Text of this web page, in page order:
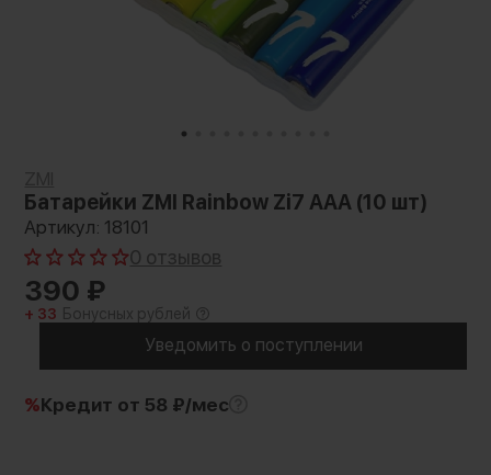
Батарейки ZMI Rainbow Zi7 AAA (10 шт)
Артикул: 18101
0 отзывов
390 ₽
+ 33 Бонусных рублей
Уведомить о поступлении
%Кредит от 58 ₽/мес